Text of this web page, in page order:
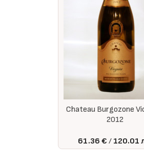
Chateau Burgozone
2012
61.36 € 120.01